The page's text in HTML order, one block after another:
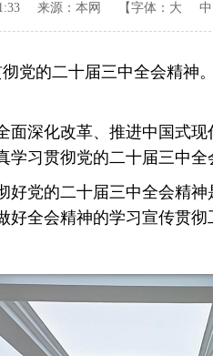
来源：本网 【字体： 大 中
党的二十届三中全会精
深化改革、推进中国式
习贯彻党的二十届三中
党的二十届三中全会精
全会精神的学习宣传贯